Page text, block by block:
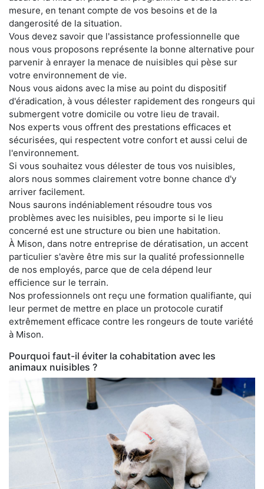
mesure, en tenant compte de vos besoins et de la
dangerosité de la situation.
Vous devez savoir que l'assistance professionnelle que
nous vous proposons représente la bonne alternative pour
parvenir à enrayer la menace de nuisibles qui pèse sur
votre environnement de vie.
Nous vous aidons avec la mise au point du dispositif
d'éradication, à vous délester rapidement des rongeurs qui
submergent votre domicile ou votre lieu de travail.
Nos experts vous offrent des prestations efficaces et
sécurisées, qui respectent votre confort et aussi celui de
l'environnement.
Si vous souhaitez vous délester de tous vos nuisibles,
alors nous sommes clairement votre bonne chance d'y
arriver facilement.
Nous saurons indéniablement résoudre tous vos
problèmes avec les nuisibles, peu importe si le lieu
concerné est une structure ou bien une habitation.
À Mison, dans notre entreprise de dératisation, un accent
particulier s'avère être mis sur la qualité professionnelle
de nos employés, parce que de cela dépend leur
efficience sur le terrain.
Nos professionnels ont reçu une formation qualifiante, qui
leur permet de mettre en place un protocole curatif
extrêmement efficace contre les rongeurs de toute variété
à Mison.
Pourquoi faut-il éviter la cohabitation avec les
animaux nuisibles ?